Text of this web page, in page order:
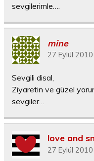
sevgilerimle….
mine
27 Eylül
Sevgili disal,
Ziyaretin ve güzel
sevgiler…
love and
27 Eylül